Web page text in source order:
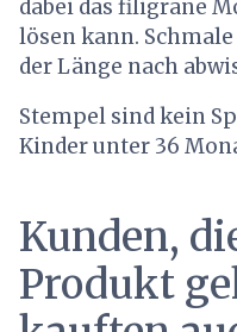
dabei das filigrane
lösen kann.
der Länge nach
Stempel sind kein
Kinder unter 36
Kunden,
Produkt